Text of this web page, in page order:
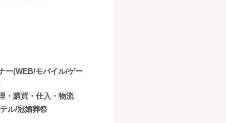
ー(WEB/モバイル/ゲー
・購買・仕入・物流
ル/冠婚葬祭